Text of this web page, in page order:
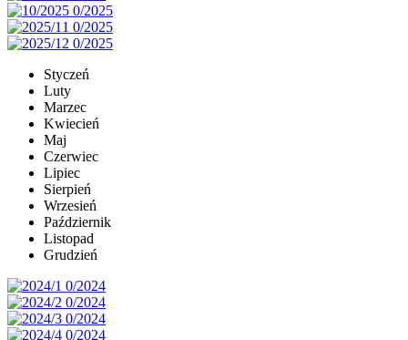
Styczeń
Luty
Marzec
Kwiecień
Maj
Czerwiec
Lipiec
Sierpień
Wrzesień
Październik
Listopad
Grudzień